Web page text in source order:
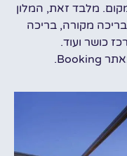
מלבד זאת, המלון
מקורה, בריכה
כושר ועוד.